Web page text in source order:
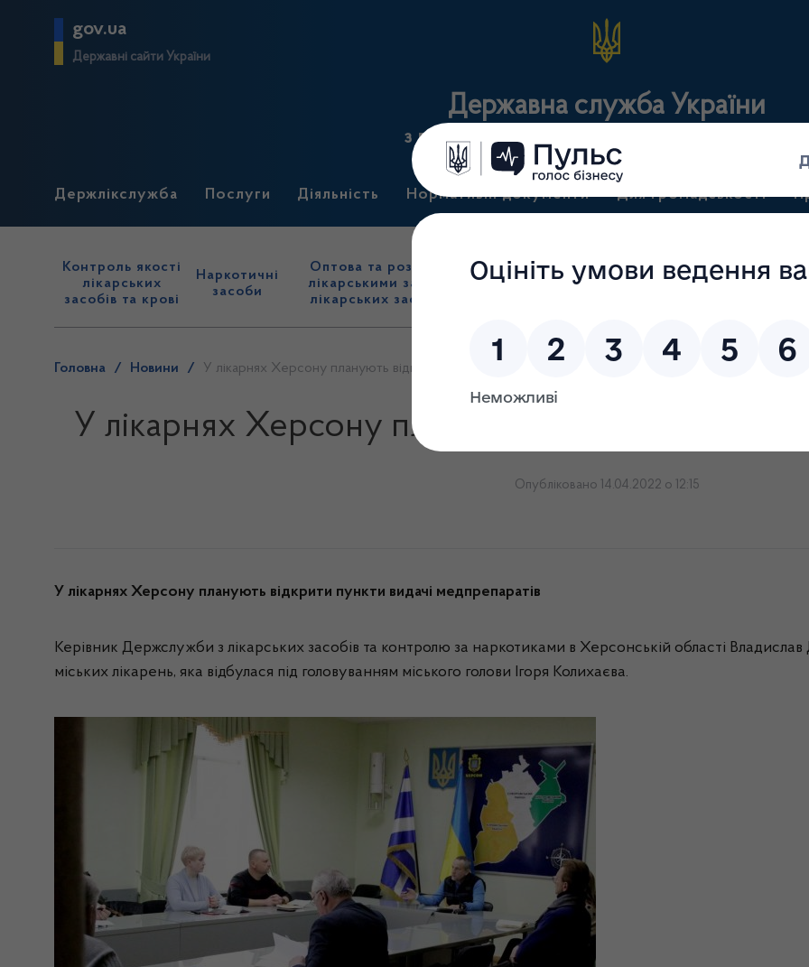
gov.ua
Державні сайти України
Державна служба України
з лікарських засобів та контролю за наркотиками
Держлікслужба Послуги Діяльність Нормативні документи Для громадськості
Контроль якості
лікарських
засобів та крові
Наркотичні
засоби
Оптова та роздрібна торгівля
лікарськими засобами, імпорт
лікарських засобів (крім АФІ)
Державний
нагляд
виробництва
Головна / Новини / У лікарнях Херсону планують відкрити пункти видачі медпрепаратів
У лікарнях Херсону планують відкрити пункти
Опубліковано 14.04.2022 о 12:15
У лікарнях Херсону планують відкрити пункти видачі медпрепаратів
Керівник Держслужби з лікарських засобів та контролю за наркотиками в Херсонській області
міських лікарень, яка відбулася під головуванням міського голови Ігоря Колихаєва.